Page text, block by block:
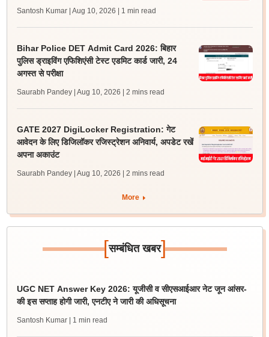
Santosh Kumar | Aug 10, 2026 | 1 min read
Bihar Police DET Admit Card 2026: बिहार
पुलिस ड्राइविंग एफिशिएंसी टेस्ट एडमिट कार्ड जारी, 24
अगस्त से परीक्षा
Saurabh Pandey | Aug 10, 2026 | 2 mins read
GATE 2027 DigiLocker Registration: गेट
आवेदन के लिए डिजिलॉकर रजिस्ट्रेशन अनिवार्य, अपडेट रखें
अपना अकाउंट
Saurabh Pandey | Aug 10, 2026 | 2 mins read
More
[सम्बंधित खबर]
UGC NET Answer Key 2026: यूजीसी व सीएसआईआर नेट जून आंसर-
की इस सप्ताह होगी जारी, एनटीए ने जारी की अधिसूचना
Santosh Kumar | 1 min read